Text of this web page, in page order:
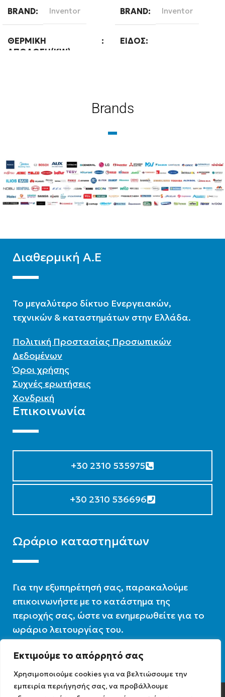
Εκτιμούμε το απόρρητό σας
Χρησιμοποιούμε cookies για να βελτιώσουμε την
εμπειρία περιήγησής σας, να προβάλλουμε
BRAND Inventor
ΘΕΡΜΙΚΉ
ΑΠΌΔΟΣΗ(KW)
ΤΕΧΝΟΛΟΓΊΑ
Ψύξη-Θέρμανση με
δυνατότητα ΖΝΧ
BRAND Inventor
ΕΊΔΟΣ
ΑΠΌΔΟΣΗ(KW)
ΤΕΧΝΟΛΟΓΊΑ
Ψύξη-Θέρμανση με
δυνατότητα ΖΝΧ
Brands
Διαθερμική Α.Ε
To μεγαλύτερο δίκτυο Ενεργειακών,
τεχνικών & καταστημάτων στην Ελλάδα.
Πολιτική Προστασίας Προσωπικών
Δεδομένων
Όροι χρήσης
Συχνές ερωτήσεις
Χονδρική
Επικοινωνία
+30 2310 535975
+30 2310 536696
Ωράριο καταστημάτων
Για την εξυπηρέτησή σας, παρακαλούμε
επικοινωνήστε με το κατάστημα της
περιοχής σας, ώστε να ενημερωθείτε για το
ωράριο λειτουργίας του.
Ωράριο λειτουργίας : 07:30 – 16:00